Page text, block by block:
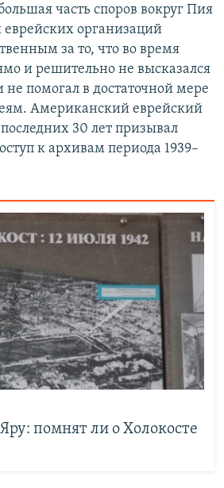
часть споров вокруг Пия
организаций
за то, что во время
и решительно не высказался
не помогал в достаточной мере
Американский еврейский
30 лет призывал
к архивам периода 1939–
помнят ли о Холокосте